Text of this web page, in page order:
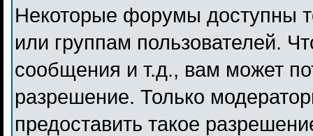
Некоторые форумы доступны
или группам пользователей.
сообщения и т.д., вам может
разрешение. Только
предоставить такое